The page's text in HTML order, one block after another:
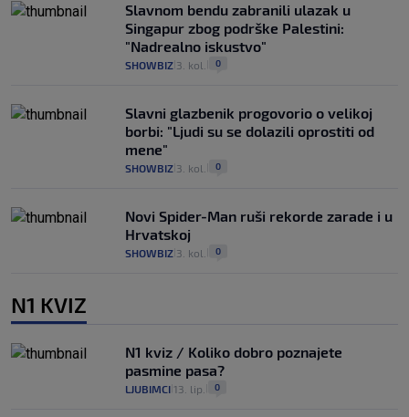
Slavnom bendu zabranili ulazak u
Singapur zbog podrške Palestini:
"Nadrealno iskustvo"
SHOWBIZ 3. kol. 0
Slavni glazbenik progovorio o velikoj
borbi: "Ljudi su se dolazili oprostiti od
mene"
SHOWBIZ 3. kol. 0
Novi Spider-Man ruši rekorde zarade i u
Hrvatskoj
SHOWBIZ 3. kol. 0
N1 KVIZ
N1 kviz / Koliko dobro poznajete
pasmine pasa?
LJUBIMCI 13. lip. 0